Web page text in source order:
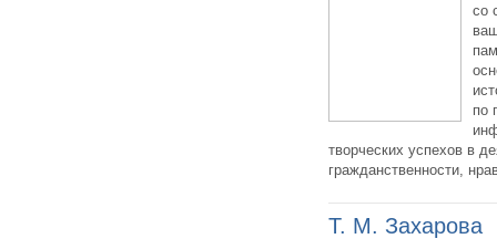
со
по
творческих успехов в
гражданственности,
Т. М. Захарова